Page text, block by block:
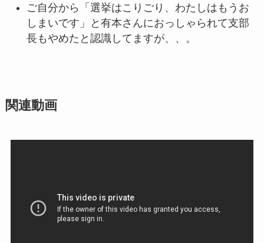
ご自分から「選挙はこりごり、わたしはもうお
しまいです」と有本さんにおっしゃられて支部
長もやめたと認識してますが、、。
関連動画